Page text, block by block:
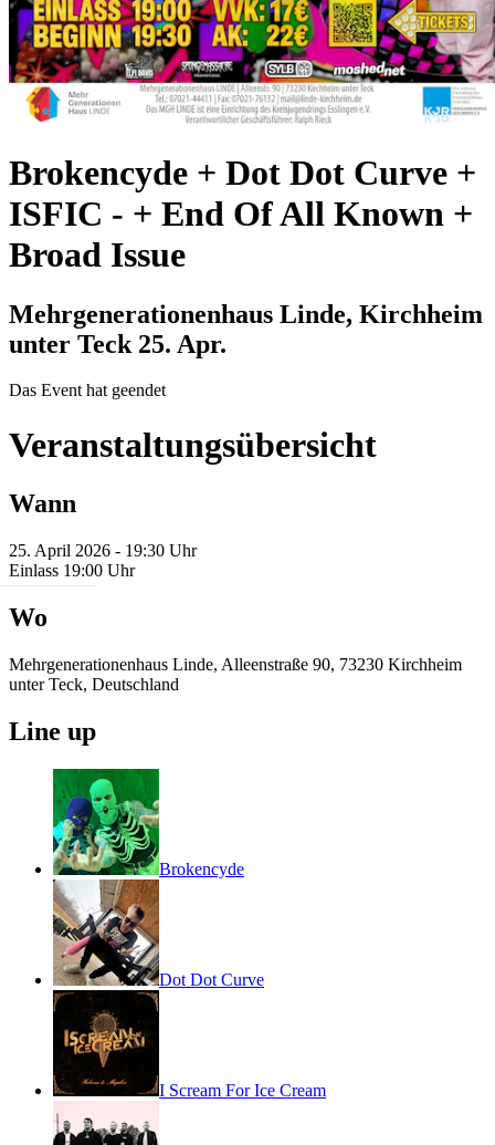
Brokencyde + Dot Dot Curve +
ISFIC - + End Of All Known +
Broad Issue
Mehrgenerationenhaus Linde, Kirchheim
unter Teck 25. Apr.
Das Event hat geendet
Veranstaltungsübersicht
Wann
25. April 2026 - 19:30 Uhr
Einlass 19:00 Uhr
Wo
Mehrgenerationenhaus Linde, Alleenstraße 90, 73230 Kirchheim
unter Teck, Deutschland
Line up
Brokencyde
Dot Dot Curve
I Scream For Ice Cream